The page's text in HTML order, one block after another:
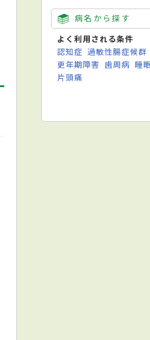
病名から探す
よく利用される条件
認知症 過敏性腸症候群
更年期障害 歯周病 睡
片頭痛